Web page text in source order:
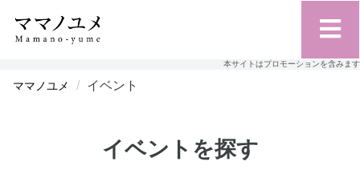
本サイトはプロモーションを含みます
ママノユメ イベント
イベントを探す